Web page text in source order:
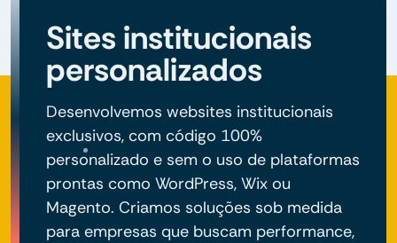
Sites institucionais
personalizados
Desenvolvemos websites institucionais
exclusivos, com código 100%
personalizado e sem o uso de plataformas
prontas como WordPress, Wix ou
Magento. Criamos soluções sob medida
para empresas que buscam performance,